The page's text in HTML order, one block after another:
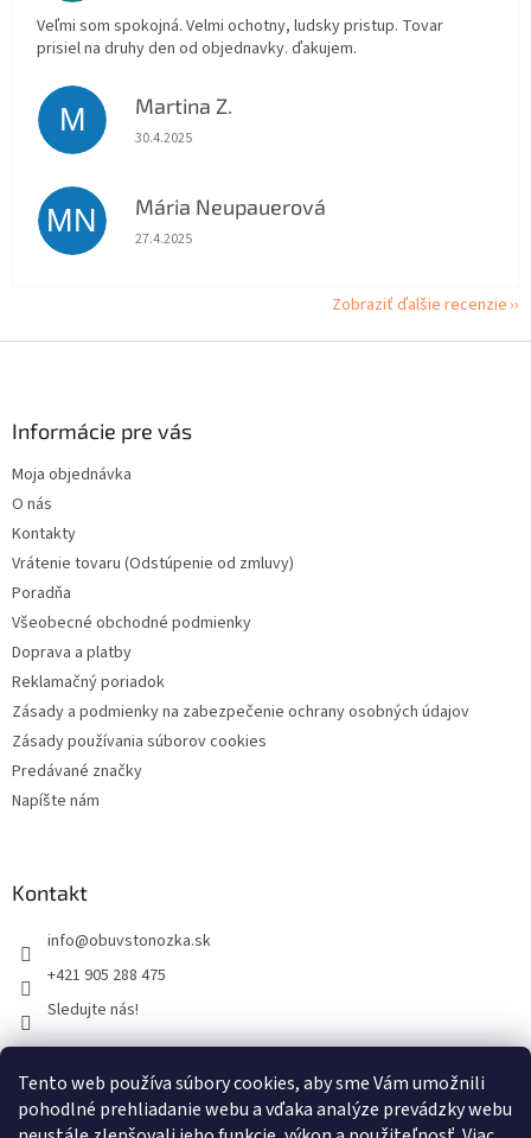
Tento web používa súbory cookies, aby sme Vám umožnili
pohodlné prehliadanie webu a vďaka analýze prevádzky webu
Veľmi som spokojná. Velmi ochotny, ludsky pristup. Tovar
prisiel na druhy den od objednavky. ďakujem.
M Martina Z.
Hodnotenie obchodu je 5 z 5 hviezdičiek.
30.4.2025
MN Mária Neupauerová
Hodnotenie obchodu je 5 z 5 hviezdičiek.
27.4.2025
Zobraziť ďalšie recenzie
Informácie pre vás
Moja objednávka
O nás
Kontakty
Vrátenie tovaru (Odstúpenie od zmluvy)
Poradňa
Všeobecné obchodné podmienky
Doprava a platby
Reklamačný poriadok
Zásady a podmienky na zabezpečenie ochrany osobných údajov
Zásady používania súborov cookies
Predávané značky
Napíšte nám
Kontakt
info@obuvstonozka.sk
+421 905 288 475
Sledujte nás!
Facebook